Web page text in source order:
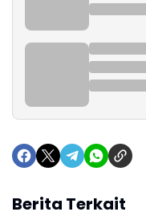
Berita Terkait